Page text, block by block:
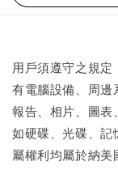
用戶須遵守之規
有電腦設備、周邊
報告、相片、圖表
如硬碟、光碟、記
屬權利均屬於納美